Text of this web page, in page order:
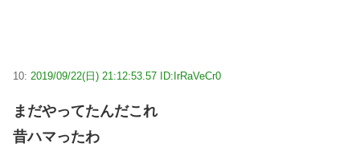
10: 2019/09/22(日) 21:12:53.57 ID:IrRaVeCr0
まだやってたんだこれ
昔ハマったわ